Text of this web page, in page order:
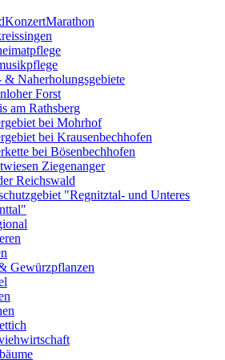
& Naherholungsgebiete
Forst
am Rathsberg
bei Mohrhof
bei Krausenbechhofen
bei Bösenbechhofen
Ziegenanger
Reichswald
"Regnitztal- und Unteres
Gewürzpflanzen